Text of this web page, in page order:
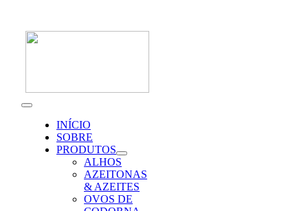
content
Toggle
NavigationINÍCIO
SOBRE
PRODUTOS
ALHOS
AZEITONAS
& AZEITES
OVOS DE